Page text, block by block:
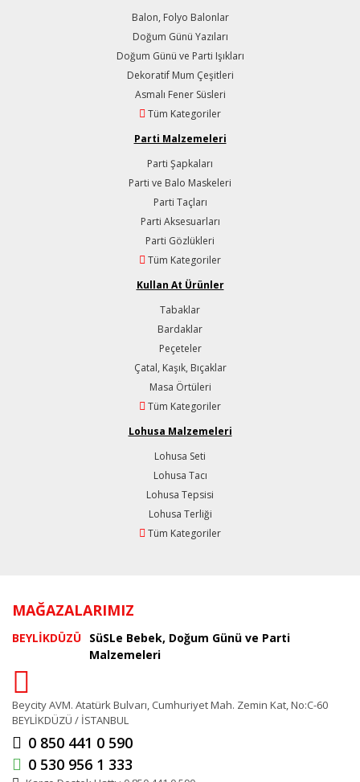
Balon, Folyo Balonlar
Doğum Günü Yazıları
Doğum Günü ve Parti Işıkları
Dekoratif Mum Çeşitleri
Asmalı Fener Süsleri
Tüm Kategoriler
Parti Malzemeleri
Parti Şapkaları
Parti ve Balo Maskeleri
Parti Taçları
Parti Aksesuarları
Parti Gözlükleri
Tüm Kategoriler
Kullan At Ürünler
Tabaklar
Bardaklar
Peçeteler
Çatal, Kaşık, Bıçaklar
Masa Örtüleri
Tüm Kategoriler
Lohusa Malzemeleri
Lohusa Seti
Lohusa Tacı
Lohusa Tepsisi
Lohusa Terliği
Tüm Kategoriler
MAĞAZALARIMIZ
BEYLİKDÜZÜ SüSLe Bebek, Doğum Günü ve Parti
Malzemeleri
Beycity AVM. Atatürk Bulvarı, Cumhuriyet Mah. Zemin Kat, No:C-60
BEYLİKDÜZÜ / İSTANBUL
0 850 441 0 590
0 530 956 1 333